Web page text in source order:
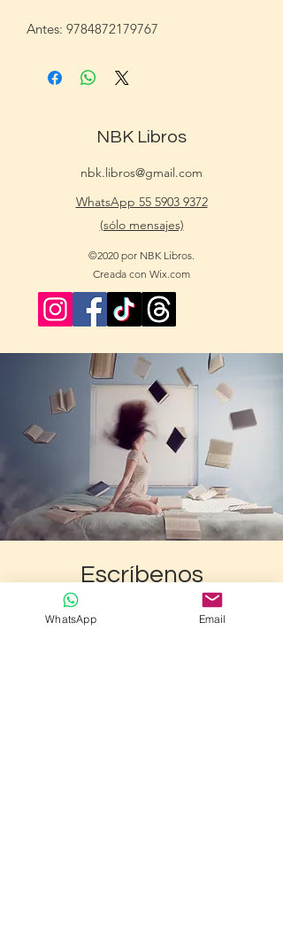
Antes: 9784872179767
NBK Libros
nbk.libros@gmail.com
WhatsApp 55 5903 9372
(sólo mensajes)
©2020 por NBK Libros.
Creada con Wix.com
Escríbenos
WhatsApp Email